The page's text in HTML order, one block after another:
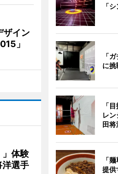
ザイン
」
体験
選手
「
「
に挑
「
レ
田将
「
提供